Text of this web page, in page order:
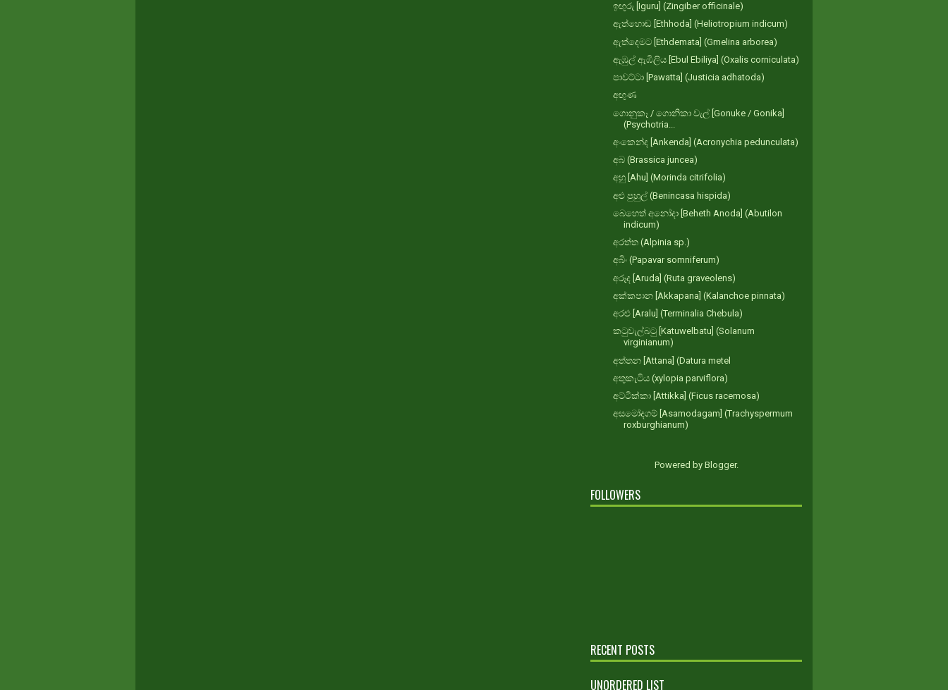
ඉඟුරු [Iguru] (Zingiber officinale)
ඇත්හොඬ [Ethhoda] (Heliotropium indicum)
ඇත්දෙමට [Ethdemata] (Gmelina arborea)
ඇඹුල් ඇඹිලිය [Ebul Ebiliya] (Oxalis corniculata)
පාවට්ටා [Pawatta] (Justicia adhatoda)
අඟුණ
ගොනුකෑ / ගොනිකා වැල් [Gonuke / Gonika]
(Psychotria...
අංකෙන්ද [Ankenda] (Acronychia pedunculata)
අබ (Brassica juncea)
අහු [Ahu] (Morinda citrifolia)
අළු පුහුල් (Benincasa hispida)
බෙහෙත් අනෝදා [Beheth Anoda] (Abutilon
indicum)
අරත්ත (Alpinia sp.)
අබිං (Papavar somniferum)
අරූද [Aruda] (Ruta graveolens)
අක්කපාන [Akkapana] (Kalanchoe pinnata)
අරළු [Aralu] (Terminalia Chebula‌)
කටුවැල්බටු [Katuwelbatu] (Solanum
virginianum)
අත්තන [Attana] (Datura metel
අතුකැටිය (xylopia parviflora)
අට්ටික්කා [Attikka] (Ficus racemosa)
අසමෝදගම් [Asamodagam] (Trachyspermum
roxburghianum)
Powered by Blogger.
FOLLOWERS
RECENT POSTS
UNORDERED LIST